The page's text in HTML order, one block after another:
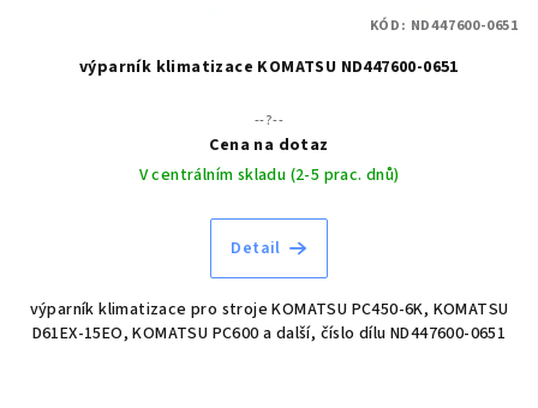
výparník klimatizace KOMATSU ND447600-0651
--?--
Cena na dotaz
V centrálním skladu (2-5 prac. dnů)
Detail
výparník klimatizace pro stroje KOMATSU PC450-6K, KOMATSU
D61EX-15EO, KOMATSU PC600 a další, číslo dílu ND447600-0651
KÓD: ND447600-0651